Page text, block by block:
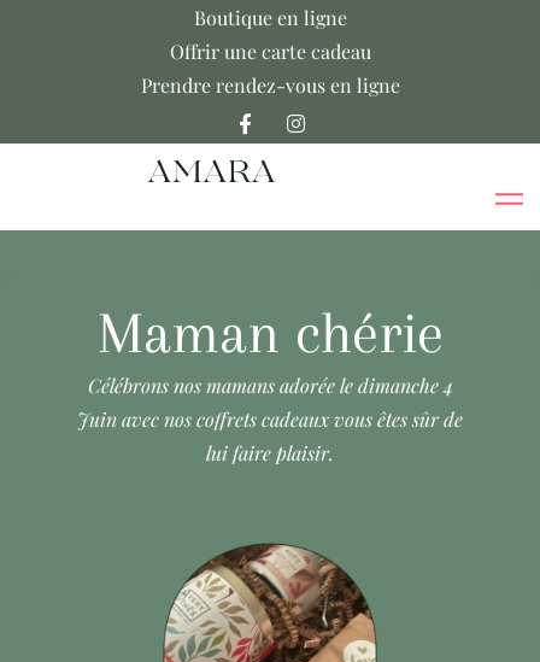
Boutique en ligne
Offrir une carte cadeau
Prendre rendez-vous en ligne
Maman chérie
Célébrons nos mamans adorée le dimanche 4
Juin avec nos coffrets cadeaux vous êtes sûr de
lui faire plaisir.